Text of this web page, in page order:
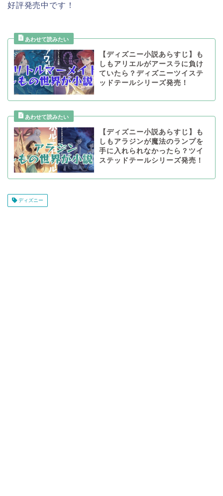
好評発売中です！
【ディズニー小説あらすじ】も
しもアリエルがアースラに負け
ていたら？ディズニーツイステ
ッドテールシリーズ発売！
【ディズニー小説あらすじ】も
しもアラジンが魔法のランプを
手に入れられなかったら？ツイ
ステッドテールシリーズ発売！
ディズニー